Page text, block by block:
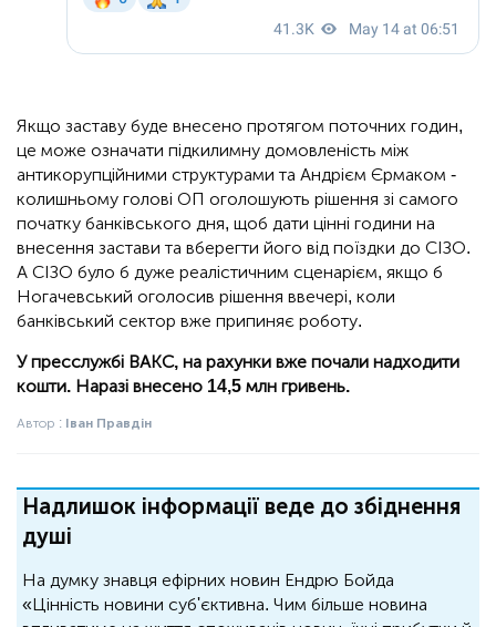
Якщо заставу буде внесено протягом поточних годин,
це може означати підкилимну домовленість між
антикорупційними структурами та Андрієм Єрмаком -
колишньому голові ОП оголошують рішення зі самого
початку банківського дня, щоб дати цінні години на
внесення застави та вберегти його від поїздки до СІЗО.
А СІЗО було б дуже реалістичним сценарієм, якщо б
Ногачевський оголосив рішення ввечері, коли
банківський сектор вже припиняє роботу.
У пресслужбі ВАКС, на рахунки вже почали надходити
кошти. Наразі внесено 14,5 млн гривень.
Автор : Іван Правдін
Надлишок інформації веде до збіднення
душі
На думку знавця ефірних новин Ендрю Бойда
«Цінність новини суб'єктивна. Чим більше новина